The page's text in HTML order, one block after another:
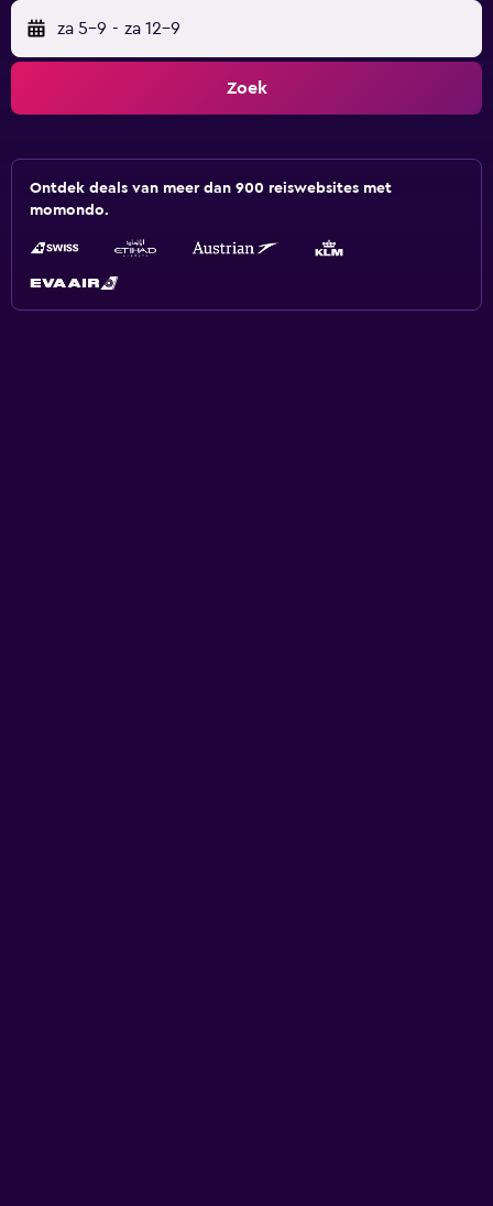
za 5-9 - za 12-9
Zoek
Ontdek deals van meer dan 900 reiswebsites met
momondo.